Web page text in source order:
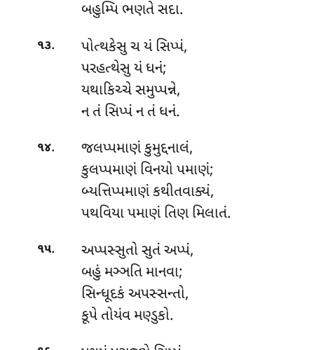
બહુમ્પિ ભણતે સદા.
૧૩.
પોત્થકેસુ ચ યં સિપ્પં,
પરહત્થેસુ યં ધનં;
યથાકિચ્ચેસમુપ્પન્ને,
ન તં સિપ્પં ન તં ધનં.
૧૪.
જલપ્પમાણં કુમુદ્દનાલં,
કુલપ્પમાણં વિનયો પમાણં;
બ્યત્તિપ્પમાણં કથીતવાક્યં,
પથવિયા પમાણં તિણ મિલાતં.
૧૫.
અપ્પસ્સુતો સુતં અપ્પં,
બહું મઞ્ઞતિ માનવા;
સિન્ધૂદકં અપસ્સન્તો,
કૂપે તોયંવ મણ્ડુકો.